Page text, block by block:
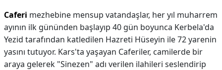
Caferi mezhebine mensup vatandaşlar, her yıl muharrem
ayının ilk gününden başlayıp 40 gün boyunca Kerbela'da
Yezid tarafından katledilen Hazreti Hüseyin ile 72 yarenin
yasını tutuyor. Kars'ta yaşayan Caferiler, camilerde bir
araya gelerek "Sinezen" adı verilen ilahileri seslendirip